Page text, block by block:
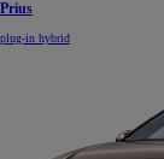
Prius
plug-in hybrid